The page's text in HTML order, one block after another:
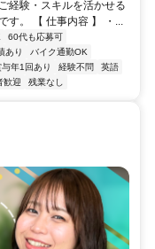
経験・スキルを活かせる
。 【 仕事内容 】 ・...
60代も応募可
あり
バイク通勤OK
与年1回あり 経験不問
英語
歓迎 残業なし